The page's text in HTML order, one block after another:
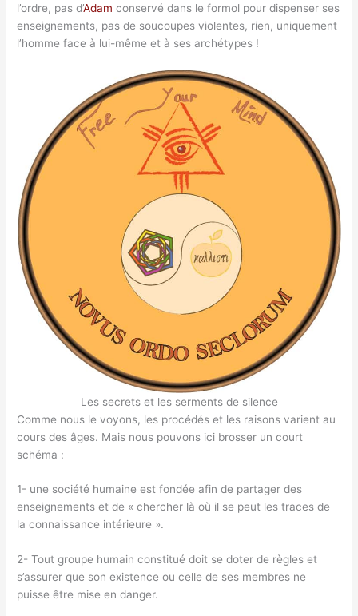
l’ordre, pas d’Adam conservé dans le formol pour dispenser ses
enseignements, pas de soucoupes violentes, rien, uniquement
l’homme face à lui-même et à ses archétypes !
Les secrets et les serments de silence
Comme nous le voyons, les procédés et les raisons varient au
cours des âges. Mais nous pouvons ici brosser un court
schéma :
1- une société humaine est fondée afin de partager des
enseignements et de « chercher là où il se peut les traces de
la connaissance intérieure ».
2- Tout groupe humain constitué doit se doter de règles et
s’assurer que son existence ou celle de ses membres ne
puisse être mise en danger.